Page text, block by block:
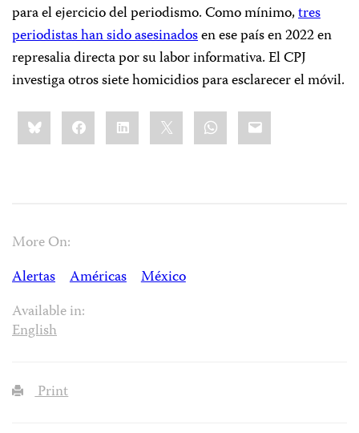
para el ejercicio del periodismo. Como mínimo,tres
periodistas han sido asesinadosen ese país en 2022 en
represalia directa por su labor informativa. El CPJ
investiga otros siete homicidios para esclarecer el móvil.
Share
this:BlueskyFacebookLinkedIn WhatsApp
Email
More On:
Alertas
Américas
México
Available in:
English
Print